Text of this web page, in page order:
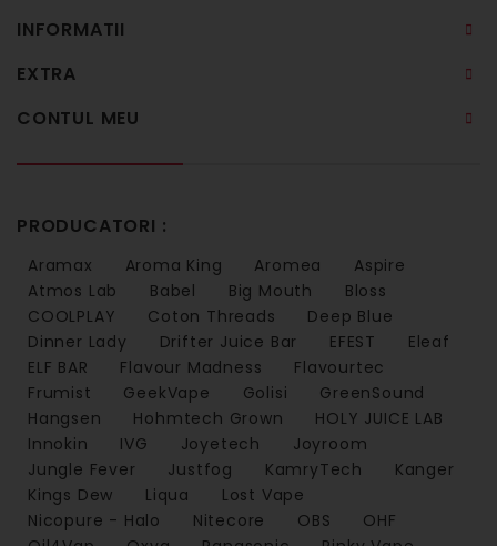
INFORMATII
EXTRA
CONTUL MEU
PRODUCATORI :
Aramax Aroma King Aromea
Aspire
Atmos Lab
Babel Big Mouth
Bloss
COOLPLAY
Coton Threads
Deep Blue
Dinner Lady
Drifter Juice Bar EFEST
Eleaf
ELF BAR
Flavour Madness
Flavourtec
Frumist
GeekVape Golisi
GreenSound
Hangsen
Hohmtech Grown
HOLY JUICE LAB
Innokin
IVG Joyetech
Joyroom
Jungle Fever
Justfog KamryTech
Kanger
Kings Dew
Liqua
Lost Vape
Nicopure - Halo
Nitecore OBS
OHF